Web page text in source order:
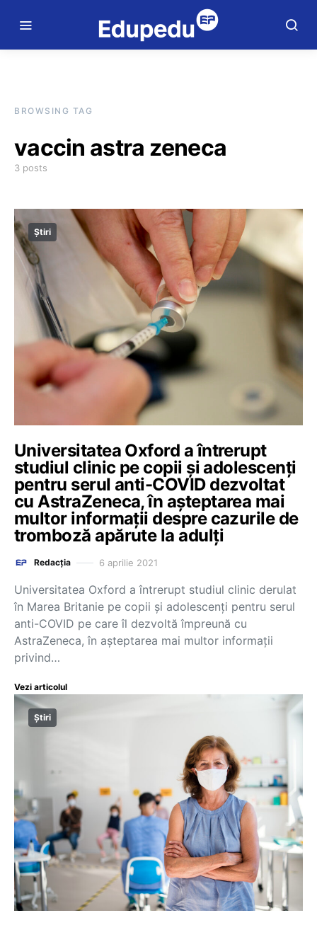
BROWSING TAG
vaccin astra zeneca
3 posts
Știri
Universitatea Oxford a întrerupt
studiul clinic pe copii şi adolescenţi
pentru serul anti-COVID dezvoltat
cu AstraZeneca, în așteptarea mai
multor informații despre cazurile de
tromboză apărute la adulți
Redacția 6 aprilie 2021
Universitatea Oxford a întrerupt studiul clinic derulat
în Marea Britanie pe copii şi adolescenţi pentru serul
anti-COVID pe care îl dezvoltă împreună cu
AstraZeneca, în aşteptarea mai multor informaţii
privind…
Vezi articolul
Știri